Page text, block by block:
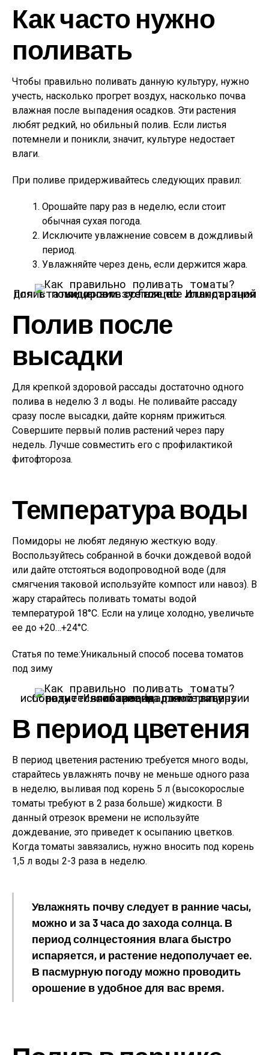
Как часто нужно
поливать
Чтобы правильно поливать данную культуру, нужно
учесть, насколько прогрет воздух, насколько почва
влажная после выпадения осадков. Эти растения
любят редкий, но обильный полив. Если листья
потемнели и поникли, значит, культуре недостает
влаги.
При поливе придерживайтесь следующих правил:
Орошайте пару раз в неделю, если стоит
обычная сухая погода.
Исключите увлажнение совсем в дождливый
период.
Увлажняйте через день, если держится жара.
Полив помидоров в теплице.
Иллюстрация для статьи используется по стандартной лицензии ©ofazende.ru
Полив после
высадки
Для крепкой здоровой рассады достаточно одного
полива в неделю 3 л воды. Не поливайте рассаду
сразу после высадки, дайте корням прижиться.
Совершите первый полив растений через пару
недель. Лучше совместить его с профилактикой
фитофтороза.
Температура воды
Помидоры не любят ледяную жесткую воду.
Воспользуйтесь собранной в бочки дождевой водой
или дайте отстояться водопроводной воде (для
смягчения таковой используйте компост или навоз). В
жару старайтесь поливать томаты водой
температурой 18°С. Если на улице холодно, увеличьте
ее до +20…+24°С.
Статья по теме:Уникальный способ посева томатов
под зиму
Обратите внимание на температуру воды. Иллюстрация для статьи используется по стандартной лицензии ©ofazende.ru
В период цветения
В период цветения растению требуется много воды,
старайтесь увлажнять почву не меньше одного раза
в неделю, выливая под корень 5 л (высокорослые
томаты требуют в 2 раза больше) жидкости. В
данный отрезок времени не используйте
дождевание, это приведет к осыпанию цветков.
Когда томаты завязались, нужно вносить под корень
1,5 л воды 2-3 раза в неделю.
Увлажнять почву следует в ранние часы,
можно и за 3 часа до захода солнца. В
период солнцестояния влага быстро
испаряется, и растение недополучает ее.
В пасмурную погоду можно проводить
орошение в удобное для вас время.